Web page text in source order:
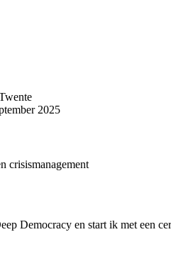
2025
crisismanagement
Democracy en start ik met een